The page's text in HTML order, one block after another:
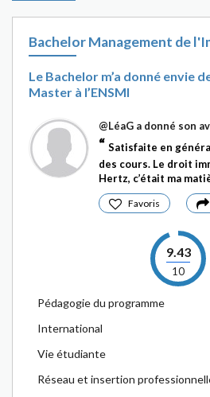
Bachelor Management de
Le Bachelor m’a donné envie
Master à l’ENSMI
@LéaG a donné son
Satisfaite en
des cours. Le droit
Hertz, c’était ma
Favoris
9.43
10
Pédagogie du programme
International
Vie étudiante
Réseau et insertion